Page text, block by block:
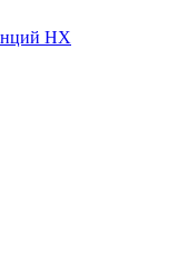
НХ